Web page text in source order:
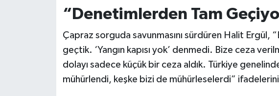
“Denetimlerden Tam
Çapraz sorguda savunmasını sürdüren Halit Ergül,
geçtik. ‘Yangın kapısı yok’ denmedi. Bize ceza
dolayı sadece küçük bir ceza aldık. Türkiye
mühürlendi, keşke bizi de mühürleselerdi” ifadelerini